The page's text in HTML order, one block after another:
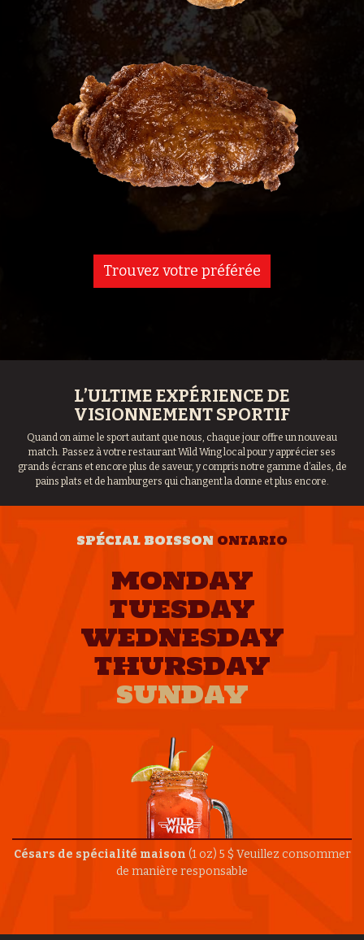
Trouvez votre préférée
L’ULTIME EXPÉRIENCE DE
VISIONNEMENT SPORTIF
Quand on aime le sport autant que nous, chaque jour offre un nouveau
match. Passez à votre restaurant Wild Wing local pour y apprécier ses
grands écrans et encore plus de saveur, y compris notre gamme d’ailes, de
pains plats et de hamburgers qui changent la donne et plus encore.
SPÉCIAL BOISSON ONTARIO
MONDAY
TUESDAY
WEDNESDAY
THURSDAY
SUNDAY
Césars de spécialité maison (1 oz) 5 $ Veuillez consommer
de manière responsable